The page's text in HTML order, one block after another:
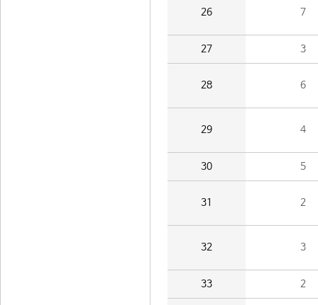
26 7
27 3
28 6
29 4
30 5
31 2
32 3
33 2